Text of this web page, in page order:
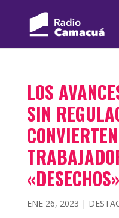
LOS
SIN
«DESECHOS»
ENE 26, 2023 |